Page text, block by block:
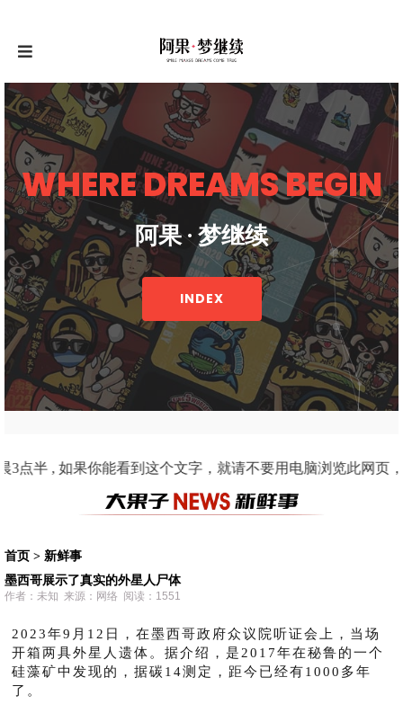
你能看到这个文字，就请不要用电脑浏览此网页，因为这是
首页 > 新鲜事
墨西哥展示了真实的外星人尸体
作者：未知 来源：网络 阅读：1551
2023年9月12日，在墨西哥政府众议院听证会上，当场
开箱两具外星人遗体。据介绍，是2017年在秘鲁的一个
硅藻矿中发现的，据碳14测定，距今已经有1000多年
了。